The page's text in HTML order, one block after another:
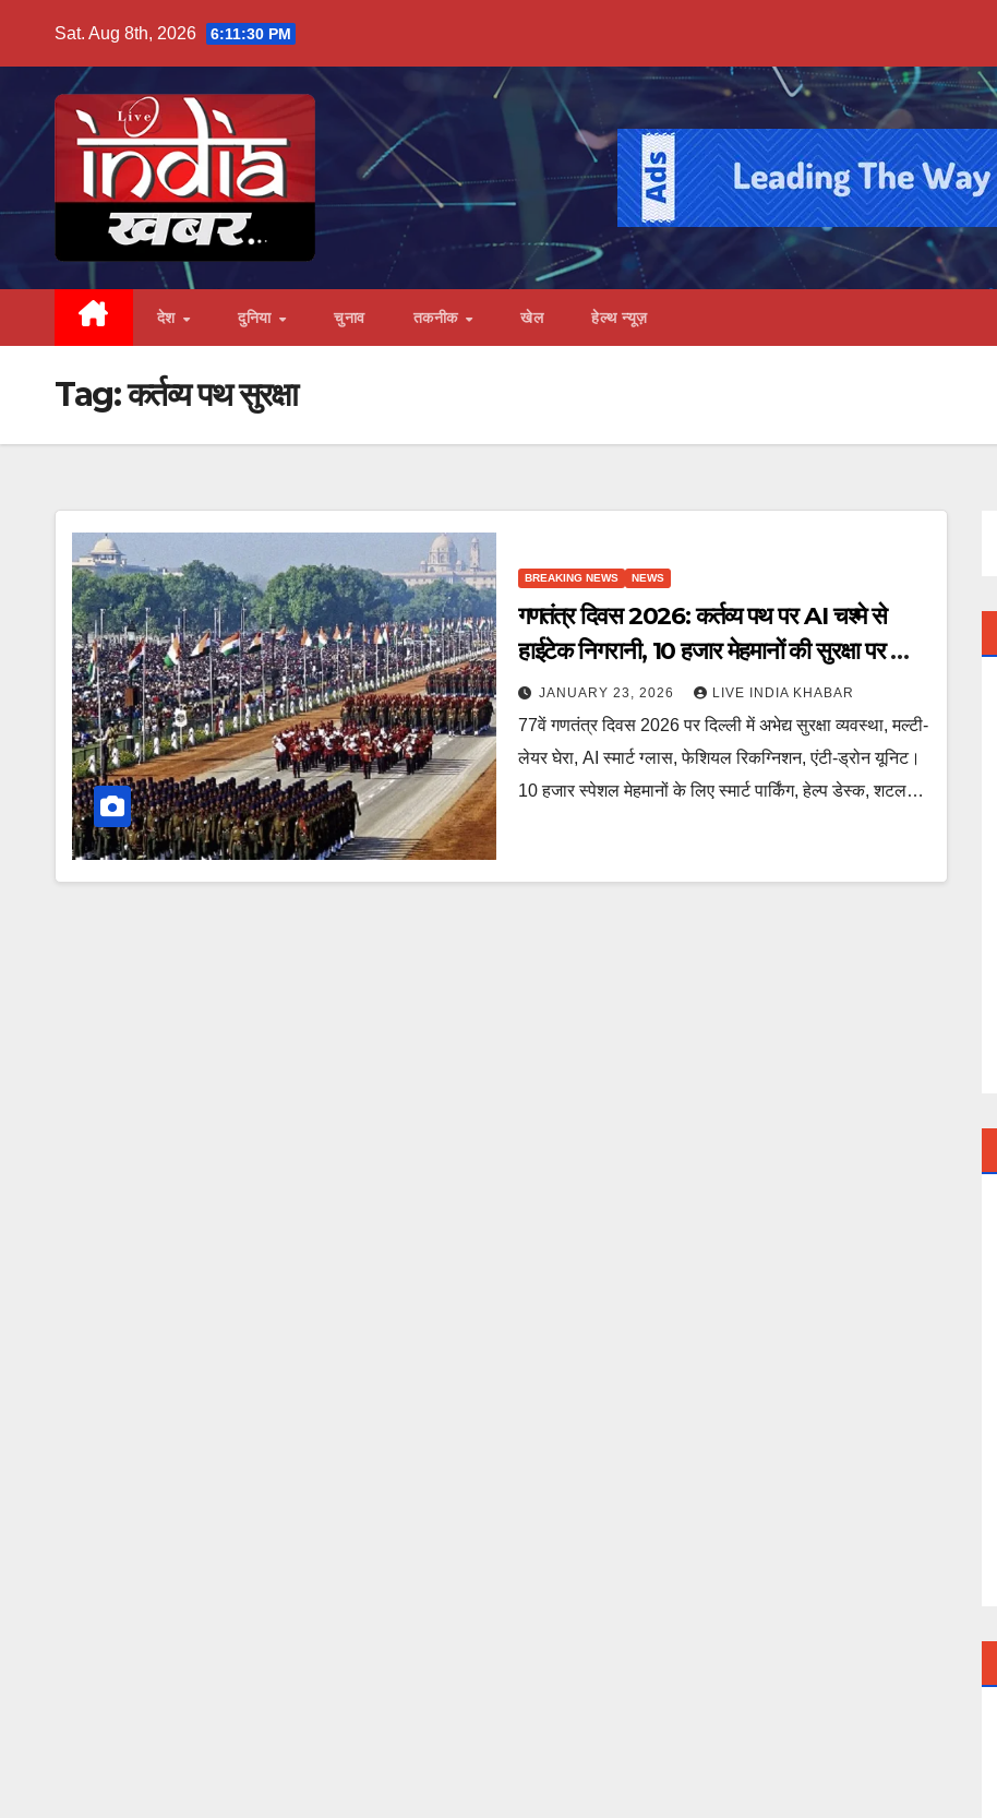
Sat. Aug 8th, 2026 6:11:31 PM
देश दुनिया चुनाव तकनीक खेल हेल्थ न्यूज़
Tag:कर्तव्य पथ सुरक्षा
BREAKING NEWS NEWS
गणतंत्र दिवस 2026: कर्तव्य पथ पर AI चश्मे से
हाईटेक निगरानी, 10 हजार मेहमानों की सुरक्षा पर खास
फोकस
JANUARY 23, 2026 LIVE INDIA KHABAR
77वें गणतंत्र दिवस 2026 पर दिल्ली में अभेद्य सुरक्षा व्यवस्था, मल्टी-
लेयर घेरा, AI स्मार्ट ग्लास, फेशियल रिकग्निशन, एंटी-ड्रोन यूनिट।
10 हजार स्पेशल मेहमानों के लिए स्मार्ट पार्किंग, हेल्प डेस्क, शटल…